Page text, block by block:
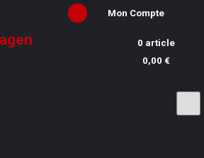
Mon Compte
0 article
0,00 €